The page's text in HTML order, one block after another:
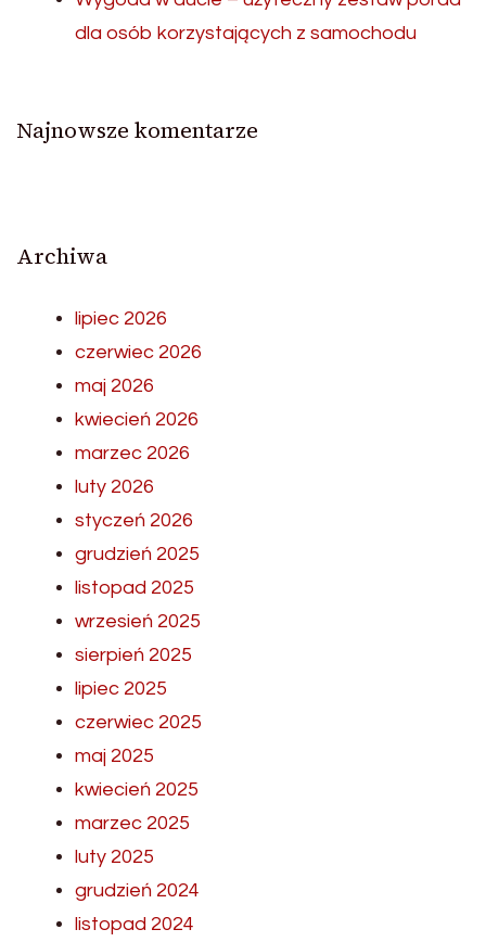
dla osób korzystających z samochodu
Najnowsze komentarze
Archiwa
lipiec 2026
czerwiec 2026
maj 2026
kwiecień 2026
marzec 2026
luty 2026
styczeń 2026
grudzień 2025
listopad 2025
wrzesień 2025
sierpień 2025
lipiec 2025
czerwiec 2025
maj 2025
kwiecień 2025
marzec 2025
luty 2025
grudzień 2024
listopad 2024